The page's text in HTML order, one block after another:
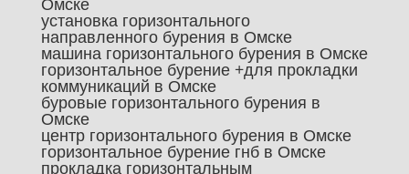
установка горизонтального
направленного бурения в Омске
машина горизонтального бурения в Омске
горизонтальное бурение +для прокладки
коммуникаций в Омске
буровые горизонтального бурения в
Омске
центр горизонтального бурения в Омске
горизонтальное бурение гнб в Омске
прокладка горизонтальным